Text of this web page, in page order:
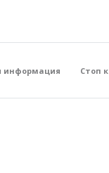
информация Стоп